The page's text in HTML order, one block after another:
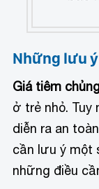
Những lưu
Giá tiêm
ở trẻ nhỏ. Tuy
diễn ra an
cần lưu ý một
những điều